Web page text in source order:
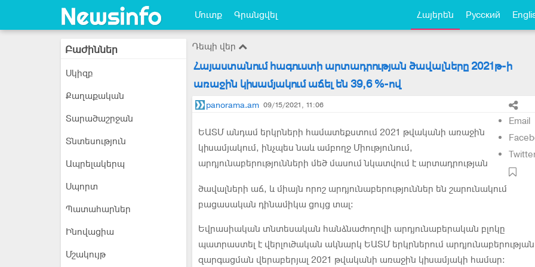
Մուտք Գրանցվել Հայերեն Русский
Բաժիններ
Սկիզբ
Քաղաքական
Տարածաշրջան
Տնտեսություն
Ապրելակերպ
Սպորտ
Պատահարներ
Ինովացիա
Մշակույթ
Դեպի վեր
Հայաստանում հագուստի արտադրության ծավալները 2021թ-ի
առաջին կիսամյակում աճել են 39,6 %-ով
panorama.am 09/15/2021, 11:06
Email
ԵԱՏՄ անդամ երկրների համատեքստում 2021 թվականի առաջին
կիսամյակում, ինչպես նաև ամբողջ Միությունում,
արդյունաբերությունների մեծ մասում նկատվում է արտադրության
ծավալների աճ, և միայն որոշ արդյունաբերություններ են շարունակում
բացասական դինամիկա ցույց տալ։
Եվրասիական տնտեսական հանձնաժողովի արդյունաբերական բլոկը
պատրաստել է վերլուծական ակնարկ ԵԱՏՄ երկրներում արդյունաբերության
զարգացման վերաբերյալ 2021 թվականի առաջին կիսամյակի համար: